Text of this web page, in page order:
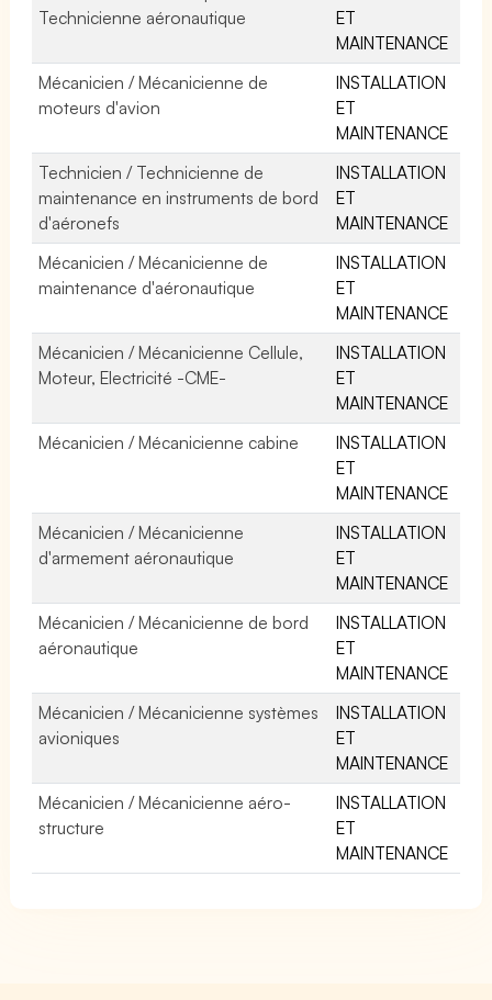
Technicienne aéronautique
ET
MAINTENANCE
Mécanicien / Mécanicienne de
moteurs d'avion
INSTALLATION
ET
MAINTENANCE
Technicien / Technicienne de
maintenance en instruments de bord
d'aéronefs
INSTALLATION
ET
MAINTENANCE
Mécanicien / Mécanicienne de
maintenance d'aéronautique
INSTALLATION
ET
MAINTENANCE
Mécanicien / Mécanicienne Cellule,
Moteur, Electricité -CME-
INSTALLATION
ET
MAINTENANCE
Mécanicien / Mécanicienne cabine
INSTALLATION
ET
MAINTENANCE
Mécanicien / Mécanicienne
d'armement aéronautique
INSTALLATION
ET
MAINTENANCE
Mécanicien / Mécanicienne de bord
aéronautique
INSTALLATION
ET
MAINTENANCE
Mécanicien / Mécanicienne systèmes
avioniques
INSTALLATION
ET
MAINTENANCE
Mécanicien / Mécanicienne aéro-
structure
INSTALLATION
ET
MAINTENANCE